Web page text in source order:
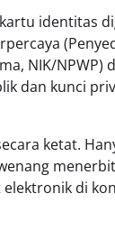
identitas
NIK/NPWP)
dan kunci
ketat.
di